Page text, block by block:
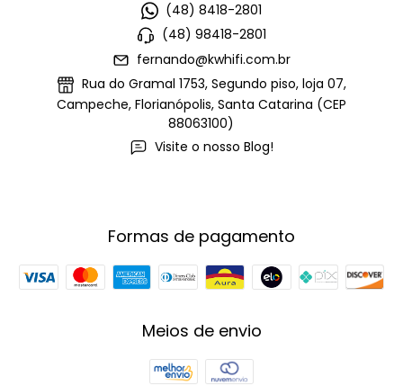
(48) 8418-2801
(48) 98418-2801
fernando@kwhifi.com.br
Rua do Gramal 1753, Segundo piso, loja 07,
Campeche, Florianópolis, Santa Catarina (CEP
88063100)
Visite o nosso Blog!
Formas de pagamento
Meios de envio